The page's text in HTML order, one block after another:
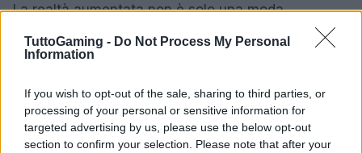
TuttoGaming - Do Not Process My Personal
Information
If you wish to opt-out of the sale, sharing to third parties, or
processing of your personal or sensitive information for
targeted advertising by us, please use the below opt-out
section to confirm your selection. Please note that after your
La realtà aumentata non è solo una moda
passeggera nel mondo digitale, ma rappresenta
unatransizione fondamentale
tecnologie, il futuro sembra promettente sia per il
settore dei videogiochi che per il marketing.